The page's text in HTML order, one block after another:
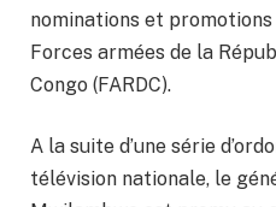
nominations et promotions
Forces armées de la
Congo (FARDC).
A la suite d’une série
télévision nationale, le